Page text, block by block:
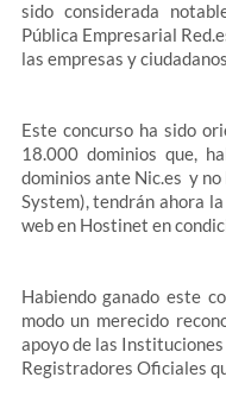
sido considerada
Pública Empresarial
las empresas y
Este concurso ha sido
18.000 dominios que,
dominios ante Nic.es y no
System), tendrán ahora
web en Hostinet en
Habiendo ganado este
modo un merecido
apoyo de las
Registradores Oficiales